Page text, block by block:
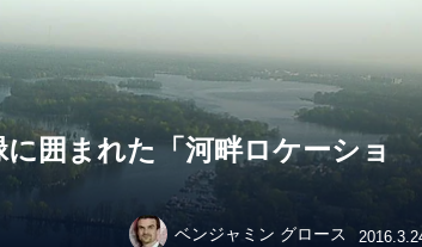
囲まれた「河畔ロケーショ
ベンジャミン グロース